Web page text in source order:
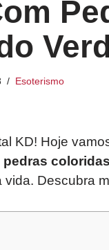
Esoterismo
KD! Hoje
coloridas
Descubra